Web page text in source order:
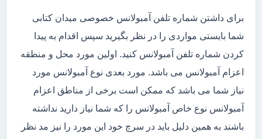
برای داشتن شماره تلفن آمبولانس خصوصی میدان کتابی
شما بایستی مواردی را در نظر بگیرید سپس اقدام به پیدا
کردن شماره تلفن آمبولانس کنید. اولین مورد محل و منطقه
اعزام آمبولانس می باشد. مورد بعدی نوع آمبولانس مورد
نیاز شما می باشد که ممکن است برخی از مناطق اعزام
آمبولانس نوع خاص آمبولانس را که شما نیاز دارید نداشته
باشند به همین دلیل باید در سرچ خود این مورد را نیز مد نظر